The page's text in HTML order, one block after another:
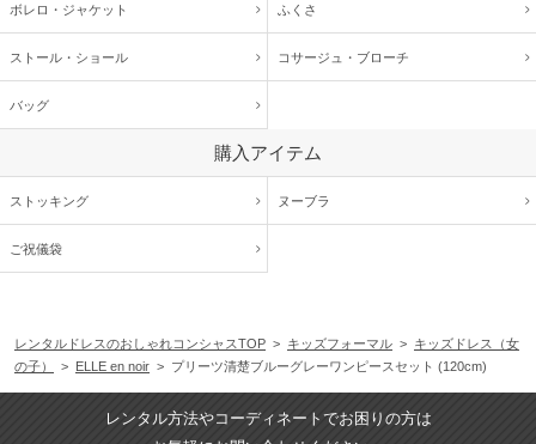
年齢 :
身長 : 120 cm
使用地域 :兵庫県
ボレロ・ジャケット ふくさ
ストール・ショール コサージュ・ ブローチ
バッグ
購入アイテム
ストッキング ヌーブラ
ご祝儀袋
レンタルドレスのおしゃれコンシャスTOP > キッズフォーマル > キッズドレス（女
の子）
> ELLE en noir > プリーツ清楚ブルーグレーワンピースセット (120cm)
レンタル方法やコーディネートでお困りの方は